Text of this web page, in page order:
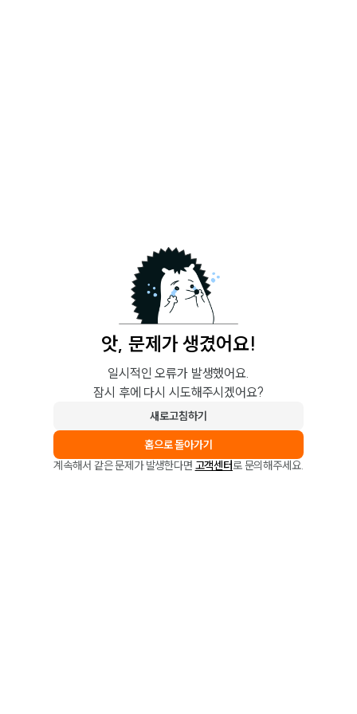
앗, 문제가 생겼어요!
일시적인 오류가 발생했어요.
잠시 후에 다시 시도해주시겠어요?
새로고침하기
홈으로 돌아가기
계속해서 같은 문제가 발생한다면 고객센터로 문의해주세요.